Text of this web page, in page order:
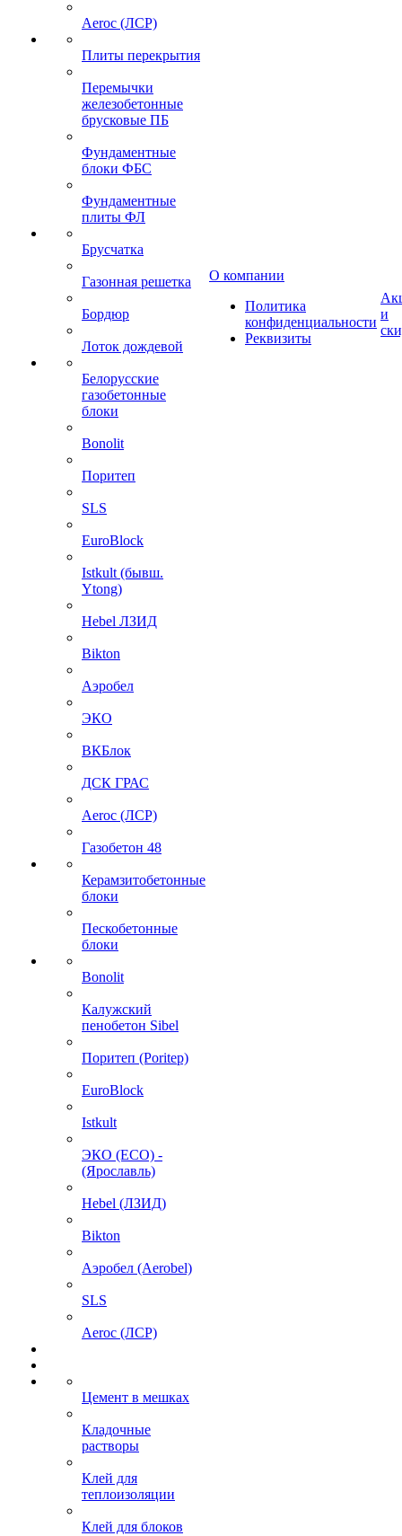
Aeroc (ЛСР)
Плиты перекрытия
Перемычки
железобетонные
брусковые ПБ
Фундаментные
блоки ФБС
Фундаментные
плиты ФЛ
Брусчатка
Газонная решетка
Бордюр
Лоток дождевой
Белорусские
газобетонные
блоки
Bonolit
Поритеп
SLS
EuroBlock
Istkult (бывш.
Ytong)
Hebel ЛЗИД
Bikton
Аэробел
ЭКО
ВКБлок
ДСК ГРАС
Aeroc (ЛСР)
Газобетон 48
Керамзитобетонные
блоки
Пескобетонные
блоки
Bonolit
Калужский
пенобетон Sibel
Поритеп (Poritep)
EuroBlock
Istkult
ЭКО (ECO) -
(Ярославль)
Hebel (ЛЗИД)
Bikton
Аэробел (Aerobel)
SLS
Aeroc (ЛСР)
Цемент в мешках
Кладочные
растворы
Клей для
теплоизоляции
Клей для блоков
О компании
Политика
конфиденциальности
Реквизиты
и